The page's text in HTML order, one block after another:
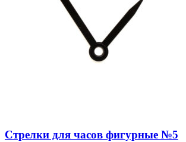
Стрелки для часов фигурные №5